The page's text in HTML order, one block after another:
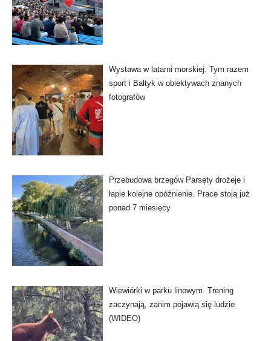
Wystawa w latarni morskiej. Tym razem
sport i Bałtyk w obiektywach znanych
fotografów
Przebudowa brzegów Parsęty drożeje i
łapie kolejne opóźnienie. Prace stoją już
ponad 7 miesięcy
Wiewiórki w parku linowym. Trening
zaczynają, zanim pojawią się ludzie
(WIDEO)